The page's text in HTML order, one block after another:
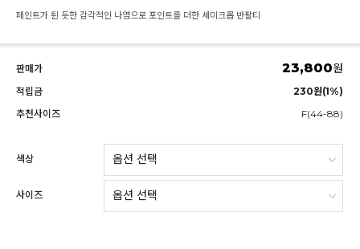
페인트가 튄 듯한 감각적인 나염으로 포인트를 더한 세미크롭 반팔티
판매가 23,800원
적립금
230원(1%)
추천사이즈
F(44-88)
색상
사이즈